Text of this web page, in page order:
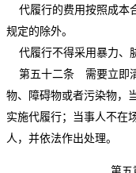
代履行的费用按照成本
规定的除外。
代履行不得采用暴力、
第五十二条 需要立即清
物、障碍物或者污染物，
实施代履行；当事人不在
人，并依法作出处理。